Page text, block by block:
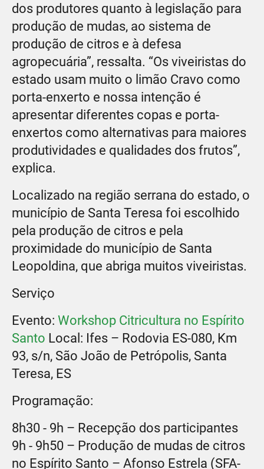
dos produtores quanto à legislação para
produção de mudas, ao sistema de
produção de citros e à defesa
agropecuária”, ressalta. “Os viveiristas do
estado usam muito o limão Cravo como
porta-enxerto e nossa intenção é
apresentar diferentes copas e porta-
enxertos como alternativas para maiores
produtividades e qualidades dos frutos”,
explica.
Localizado na região serrana do estado, o
município de Santa Teresa foi escolhido
pela produção de citros e pela
proximidade do município de Santa
Leopoldina, que abriga muitos viveiristas.
Serviço
Evento: Workshop Citricultura no Espírito
Santo Local: Ifes – Rodovia ES-080, Km
93, s/n, São João de Petrópolis, Santa
Teresa, ES
Programação:
8h30 - 9h – Recepção dos participantes
9h - 9h50 – Produção de mudas de citros
no Espírito Santo – Afonso Estrela (SFA-